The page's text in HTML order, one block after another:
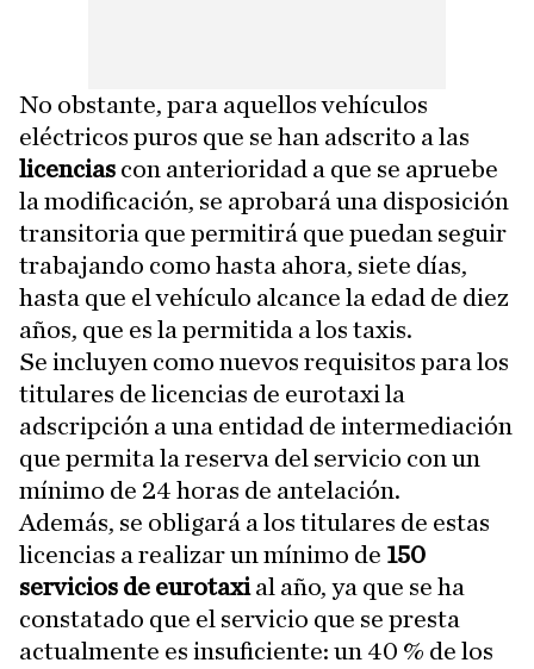
No obstante, para aquellos vehículos
eléctricos puros que se han adscrito a las
licencias con anterioridad a que se apruebe
la modificación, se aprobará una disposición
transitoria que permitirá que puedan seguir
trabajando como hasta ahora, siete días,
hasta que el vehículo alcance la edad de diez
años, que es la permitida a los taxis.
Se incluyen como nuevos requisitos para los
titulares de licencias de eurotaxi la
adscripción a una entidad de intermediación
que permita la reserva del servicio con un
mínimo de 24 horas de antelación.
Además, se obligará a los titulares de estas
licencias a realizar un mínimo de 150
servicios de eurotaxial año, ya que se ha
constatado que el servicio que se presta
actualmente es insuficiente: un 40 % de los